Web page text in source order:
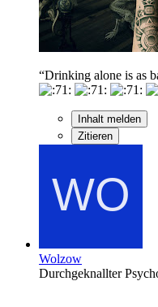
“Drinking alone is as
Inhalt melden
Zitieren
Wolzow
Durchgeknallter